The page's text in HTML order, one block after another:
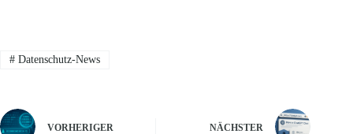
#Datenschutz-News
VORHERIGER NÄCHSTER